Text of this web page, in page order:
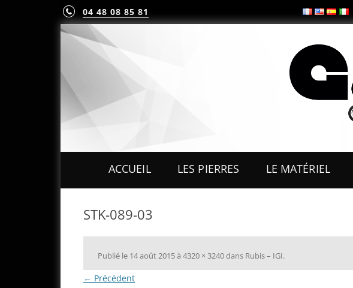
04 48 08 85 81
ACCUEIL LES PIERRES
MINÉRAUX & CRISTAUX
LE MATÉRIEL
STK-089-03
Publié le 14 août 2015à4320 × 3240dans Rubis – IGI.
← Précédent